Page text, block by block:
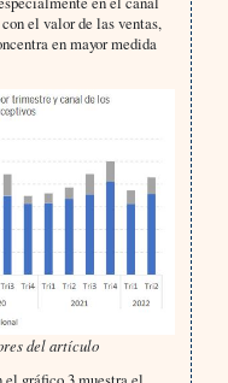
el valor de las ventas,
en mayor medida
del artículo